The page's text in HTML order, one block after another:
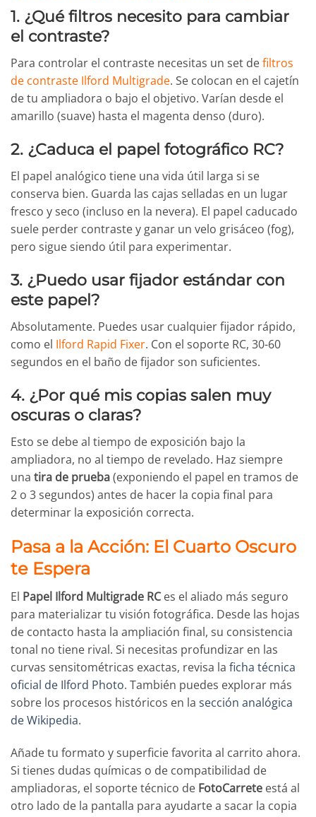
1. ¿Qué filtros necesito para cambiar
el contraste?
Para controlar el contraste necesitas un set defiltros
de contraste Ilford Multigrade. Se colocan en el cajetín
de tu ampliadora o bajo el objetivo. Varían desde el
amarillo (suave) hasta el magenta denso (duro).
2. ¿Caduca el papel fotográfico RC?
El papel analógico tiene una vida útil larga si se
conserva bien. Guarda las cajas selladas en un lugar
fresco y seco (incluso en la nevera). El papel caducado
suele perder contraste y ganar un velo grisáceo (fog),
pero sigue siendo útil para experimentar.
3. ¿Puedo usar fijador estándar con
este papel?
Absolutamente. Puedes usar cualquier fijador rápido,
como el Ilford Rapid Fixer. Con el soporte RC, 30-60
segundos en el baño de fijador son suficientes.
4. ¿Por qué mis copias salen muy
oscuras o claras?
Esto se debe al tiempo de exposición bajo la
ampliadora, no al tiempo de revelado. Haz siempre
una tira de prueba(exponiendo el papel en tramos de
2 o 3 segundos) antes de hacer la copia final para
determinar la exposición correcta.
Pasa a la Acción: El Cuarto Oscuro
te Espera
El Papel Ilford Multigrade RCes el aliado más seguro
para materializar tu visión fotográfica. Desde las hojas
de contacto hasta la ampliación final, su consistencia
tonal no tiene rival. Si necesitas profundizar en las
curvas sensitométricas exactas, revisa la ficha técnica
oficial de Ilford Photo. También puedes explorar más
sobre los procesos históricos en la sección analógica
de Wikipedia.
Añade tu formato y superficie favorita al carrito ahora.
Si tienes dudas químicas o de compatibilidad de
ampliadoras, el soporte técnico de FotoCarrete está al
otro lado de la pantalla para ayudarte a sacar la copia